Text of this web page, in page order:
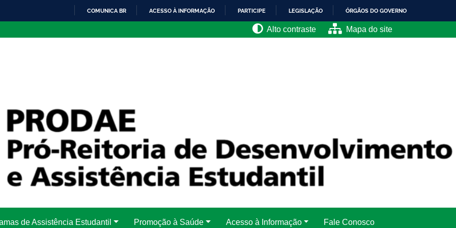
COMUNICA BR ACESSO À INFORMAÇÃO PARTICIPE LEGISLAÇÃO ÓRGÃOS DO GOVERNO
Alto contraste Mapa do site
de Assistência Estudantil Promoção à Saúde Acesso à Informação Fale Conosco